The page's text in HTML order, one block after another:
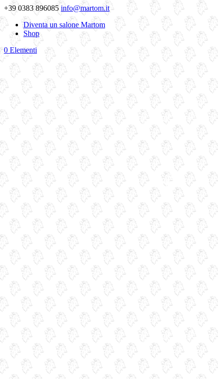
+39 0383 896085 info@martom.it
Diventa un salone Martom
Shop
0 Elementi